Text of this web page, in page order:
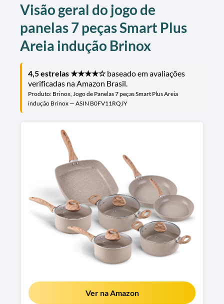
Visão geral do jogo de
panelas 7 peças Smart Plus
Areia indução Brinox
4,5 estrelas ★★★★☆baseado em avaliações
verificadas na Amazon Brasil.
Produto: Brinox, Jogo de Panelas 7 peças Smart Plus Areia
indução Brinox — ASIN B0FV11RQJY
Ver na Amazon